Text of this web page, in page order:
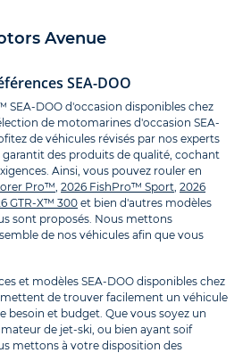
Avenue
SEA-DOO
SEA-DOO d'occasion disponibles chez
de motomarines d'occasion SEA-
de véhicules révisés par nos experts
des produits de qualité, cochant
Ainsi, vous pouvez rouler en
Pro™ 2026 FishPro™ Sport 2026
GTR-X™ 300 et bien d'autres modèles
sont proposés. Nous mettons
de nos véhicules afin que vous
et modèles SEA-DOO disponibles chez
de trouver facilement un véhicule
besoin et budget. Que vous soyez un
de jet-ski, ou bien ayant soif
mettons à votre disposition des